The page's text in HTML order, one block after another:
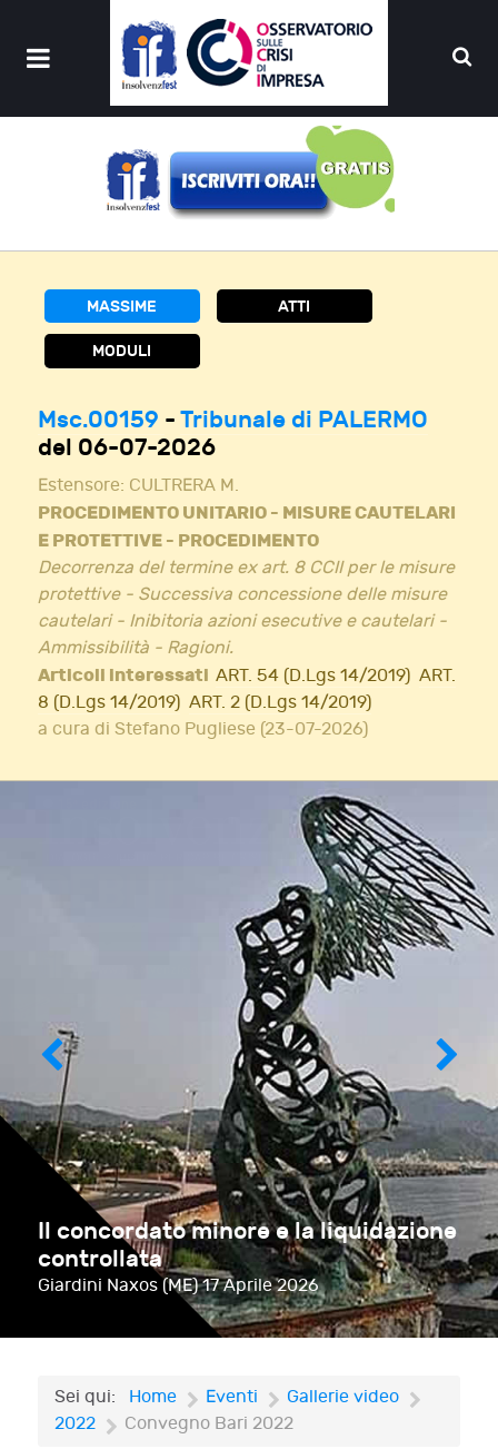
MASSIME ATTI
MODULI
Msc.00159 - Tribunale di PALERMO
del 06-07-2026
Estensore: CULTRERA M.
PROCEDIMENTO UNITARIO - MISURE CAUTELARI
E PROTETTIVE - PROCEDIMENTO
Decorrenza del termine ex art. 8 CCII per le misure
protettive - Successiva concessione delle misure
cautelari - Inibitoria azioni esecutive e cautelari -
Ammissibilità - Ragioni.
Articoli interessati ART. 54 (D.Lgs 14/2019) ART.
8 (D.Lgs 14/2019) ART. 2 (D.Lgs 14/2019)
a cura di Stefano Pugliese (23-07-2026)
Il concordato minore e la liquidazione
controllata
Giardini Naxos (ME) 17 Aprile 2026
Sei qui: Home Eventi
Gallerie video
2022
Convegno Bari 2022